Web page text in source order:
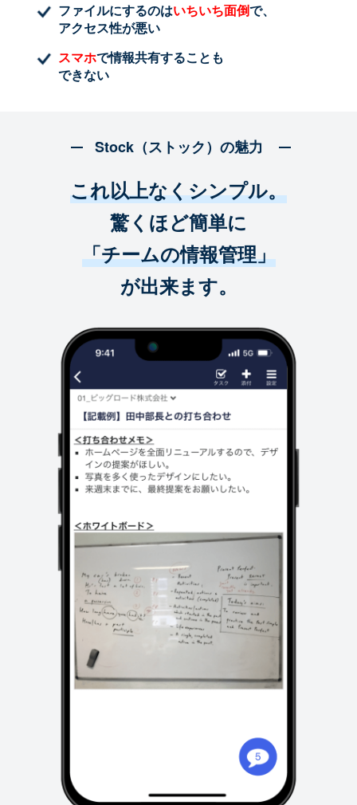
ファイルにするのはいちいち面倒で、
アクセス性が悪い
スマホで情報共有することも
できない
Stock（ストック）の魅力
これ以上なくシンプル。
驚くほど簡単に
「チームの情報管理」
が出来ます。